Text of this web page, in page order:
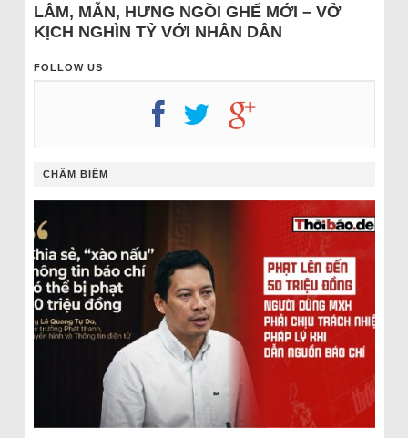
LÂM, MẪN, HƯNG NGỒI GHẾ MỚI – VỞ
KỊCH NGHÌN TỶ VỚI NHÂN DÂN
FOLLOW US
CHÂM BIẾM